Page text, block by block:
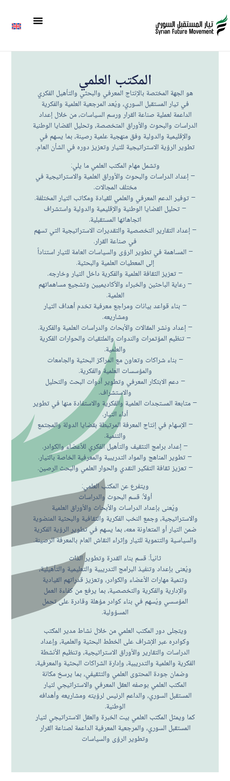
المكتب العلمي
هو الجهة المختصة بالإنتاج المعرفي والبحثي والتأهيل الفكري
في تيار المستقبل السوري، ويُعد المرجعية العلمية والفكرية
الداعمة لعملية صناعة القرار ورسم السياسات، من خلال إعداد
الدراسات والبحوث والأوراق المتخصصة، وتحليل القضايا الوطنية
والإقليمية والدولية وفق منهجية علمية رصينة، بما يسهم في
تطوير الرؤية الاستراتيجية للتيار وتعزيز دوره في الشأن العام.
وتشمل مهام المكتب العلمي ما يلي:
– إعداد الدراسات والبحوث والأوراق العلمية والاستراتيجية في
مختلف المجالات.
– توفير الدعم المعرفي والعلمي للقيادة ومكاتب التيار المختلفة.
– تحليل القضايا الوطنية والإقليمية والدولية واستشراف
اتجاهاتها المستقبلية.
– إعداد التقارير التخصصية والتقديرات الاستراتيجية التي تسهم
في صناعة القرار.
– المساهمة في تطوير الرؤى والسياسات العامة للتيار استناداً
إلى المعطيات العلمية والبحثية.
– تعزيز الثقافة العلمية والفكرية داخل التيار وخارجه.
– رعاية الباحثين والخبراء والأكاديميين وتشجيع مساهماتهم
العلمية.
– بناء قواعد بيانات ومراجع معرفية تخدم أهداف التيار
ومشاريعه.
– إعداد ونشر المقالات والأبحاث والدراسات العلمية والفكرية.
– تنظيم المؤتمرات والندوات والملتقيات والحوارات الفكرية
والعلمية.
– بناء شراكات وتعاون مع المراكز البحثية والجامعات
والمؤسسات العلمية والفكرية.
– دعم الابتكار المعرفي وتطوير أدوات البحث والتحليل
والاستشراف.
– متابعة المستجدات العلمية والفكرية والاستفادة منها في تطوير
أداء التيار.
– الإسهام في إنتاج المعرفة المرتبطة بقضايا الدولة والمجتمع
والتنمية.
– إعداد برامج التثقيف والتأهيل الفكري للأعضاء والكوادر.
– تطوير المناهج والمواد التدريبية والمعرفية الخاصة بالتيار.
– تعزيز ثقافة التفكير النقدي والحوار العلمي والبحث الرصين.
ويتفرع عن المكتب العلمي:
أولاً: قسم البحوث والدراسات
ويُعنى بإعداد الدراسات والأبحاث والأوراق العلمية
والاستراتيجية، وجمع النخب الفكرية والثقافية والبحثية المنضوية
ضمن التيار أو المتعاونة معه، بما يسهم في تطوير الرؤية الفكرية
والسياسية والتنموية للتيار وإثراء النقاش العام بالمعرفة الرصينة.
ثانياً: قسم بناء القدرة وتطوير الذات
ويُعنى بإعداد وتنفيذ البرامج التدريبية والتعليمية والتأهيلية،
وتنمية مهارات الأعضاء والكوادر، وتعزيز قدراتهم القيادية
والإدارية والفكرية والتخصصية، بما يرفع من كفاءة العمل
المؤسسي ويُسهم في بناء كوادر مؤهلة وقادرة على تحمل
المسؤولية.
ويتجلى دور المكتب العلمي من خلال نشاط مدير المكتب
وكوادره عبر الإشراف على الخطط البحثية والعلمية، وإعداد
الدراسات والتقارير والأوراق الاستراتيجية، وتنظيم الأنشطة
الفكرية والعلمية والتدريبية، وإدارة الشراكات البحثية والمعرفية،
وضمان جودة المحتوى العلمي والتثقيفي، بما يرسخ مكانة
المكتب العلمي بوصفه العقل المعرفي والاستراتيجي لتيار
المستقبل السوري، والداعم الرئيس لرؤيته ومشاريعه وأهدافه
الوطنية.
كما ويمثل المكتب العلمي بيت الخبرة والعقل الاستراتيجي لتيار
المستقبل السوري، والمرجعية المعرفية الداعمة لصناعة القرار
وتطوير الرؤى والسياسات